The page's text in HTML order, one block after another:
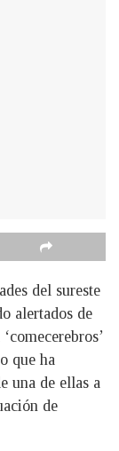
del sureste
alertados de
que ha
una de ellas a
de